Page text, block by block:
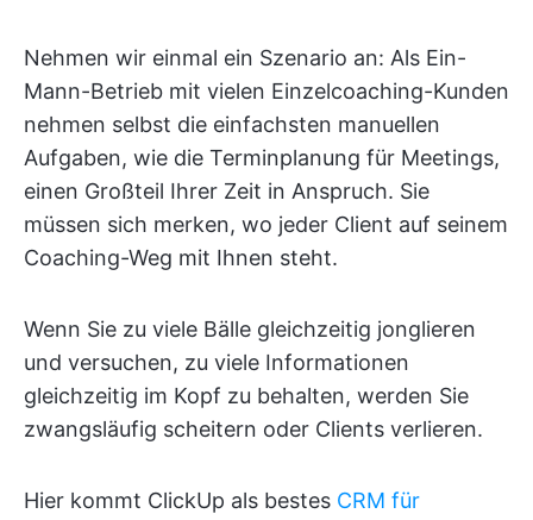
Nehmen wir einmal ein Szenario an: Als Ein-
Mann-Betrieb mit vielen Einzelcoaching-Kunden
nehmen selbst die einfachsten manuellen
Aufgaben, wie die Terminplanung für Meetings,
einen Großteil Ihrer Zeit in Anspruch. Sie
müssen sich merken, wo jeder Client auf seinem
Coaching-Weg mit Ihnen steht.
Wenn Sie zu viele Bälle gleichzeitig jonglieren
und versuchen, zu viele Informationen
gleichzeitig im Kopf zu behalten, werden Sie
zwangsläufig scheitern oder Clients verlieren.
Hier kommt ClickUp als bestes CRM für